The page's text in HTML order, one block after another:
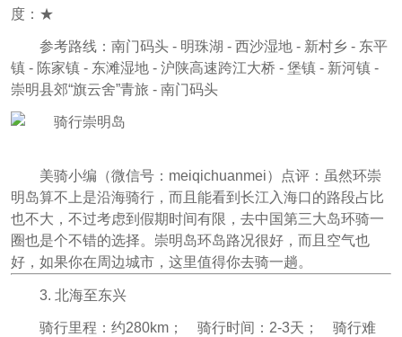
度：★
参考路线：南门码头 - 明珠湖 - 西沙湿地 - 新村乡 - 东平
镇 - 陈家镇 - 东滩湿地 - 沪陕高速跨江大桥 - 堡镇 - 新河镇 -
崇明县郊“旗云舍”青旅 - 南门码头
美骑小编（微信号：meiqichuanmei）点评： 虽然环崇
明岛算不上是沿海骑行，而且能看到长江入海口的路段占比
也不大，不过考虑到假期时间有限，去中国第三大岛环骑一
圈也是个不错的选择。崇明岛环岛路况很好，而且空气也
好，如果你在周边城市，这里值得你去骑一趟。
3. 北海至东兴
骑行里程：约280km； 骑行时间：2-3天； 骑行难